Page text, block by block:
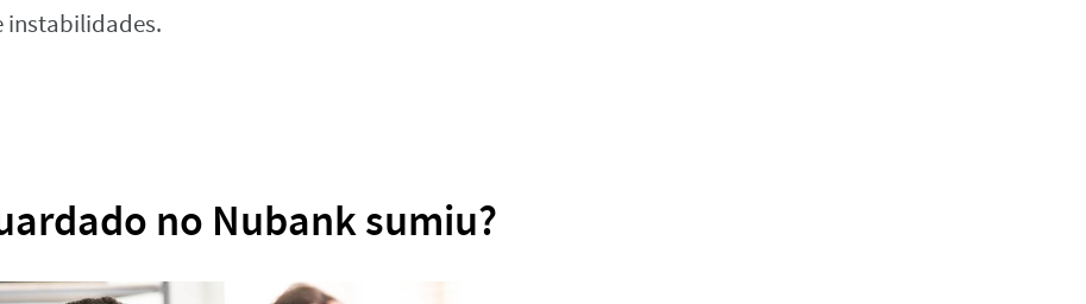
instabilidades.
no Nubank sumiu?